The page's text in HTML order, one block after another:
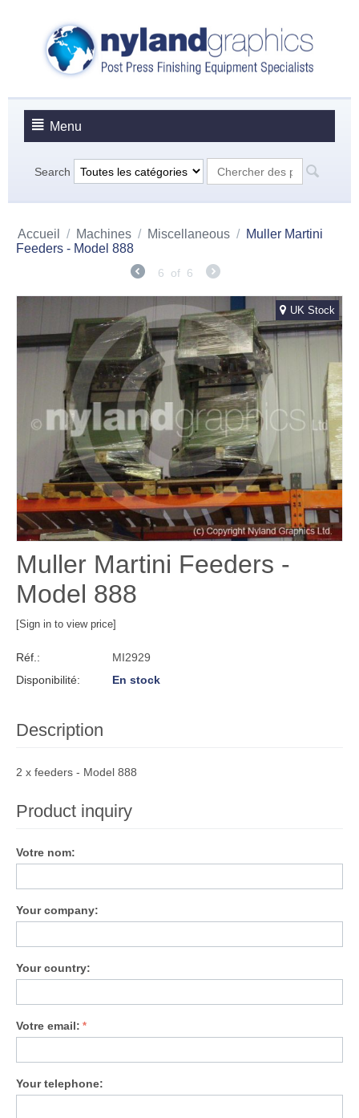
Menu
Search
Accueil / Machines / Miscellaneous / Muller Martini
Feeders - Model 888
6 of 6
UK Stock
Muller Martini Feeders -
Model 888
[Sign in to view price]
Réf.:
MI2929
Disponibilité:
En stock
Description
2 x feeders - Model 888
Product inquiry
Votre nom:
Your company:
Your country:
Votre email:
Your telephone: